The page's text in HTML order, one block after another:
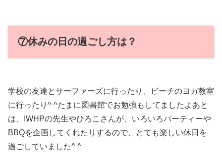
⑦休みの日の過ごし方は？
学校の友達とサーファーズに行ったり、ビーチのヨガ教室
に行ったり^ ^たまに図書館でお勉強もしてましたよあと
は、IWHPの先生やひろこさんが、いろいろパーティーや
BBQを企画してくれたりするので、とても楽しい休日を
過ごしていました^ ^